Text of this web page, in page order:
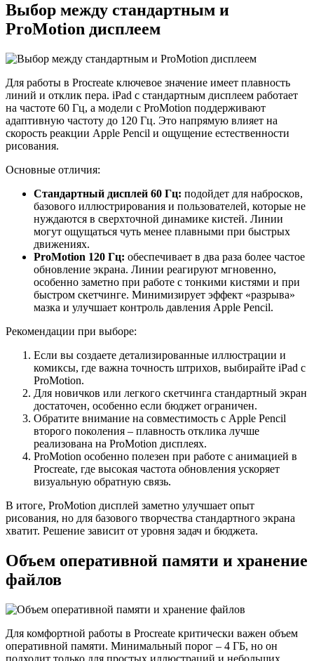
Выбор между стандартным и
ProMotion дисплеем
Для работы в Procreate ключевое значение имеет плавность
линий и отклик пера. iPad с стандартным дисплеем работает
на частоте 60 Гц, а модели с ProMotion поддерживают
адаптивную частоту до 120 Гц. Это напрямую влияет на
скорость реакции Apple Pencil и ощущение естественности
рисования.
Основные отличия:
Стандартный дисплей 60 Гц: подойдет для набросков,
базового иллюстрирования и пользователей, которые не
нуждаются в сверхточной динамике кистей. Линии
могут ощущаться чуть менее плавными при быстрых
движениях.
ProMotion 120 Гц: обеспечивает в два раза более частое
обновление экрана. Линии реагируют мгновенно,
особенно заметно при работе с тонкими кистями и при
быстром скетчинге. Минимизирует эффект «разрыва»
мазка и улучшает контроль давления Apple Pencil.
Рекомендации при выборе:
Если вы создаете детализированные иллюстрации и
комиксы, где важна точность штрихов, выбирайте iPad с
ProMotion.
Для новичков или легкого скетчинга стандартный экран
достаточен, особенно если бюджет ограничен.
Обратите внимание на совместимость с Apple Pencil
второго поколения – плавность отклика лучше
реализована на ProMotion дисплеях.
ProMotion особенно полезен при работе с анимацией в
Procreate, где высокая частота обновления ускоряет
визуальную обратную связь.
В итоге, ProMotion дисплей заметно улучшает опыт
рисования, но для базового творчества стандартного экрана
хватит. Решение зависит от уровня задач и бюджета.
Объем оперативной памяти и хранение
файлов
Для комфортной работы в Procreate критически важен объем
оперативной памяти. Минимальный порог – 4 ГБ, но он
подходит только для простых иллюстраций и небольших